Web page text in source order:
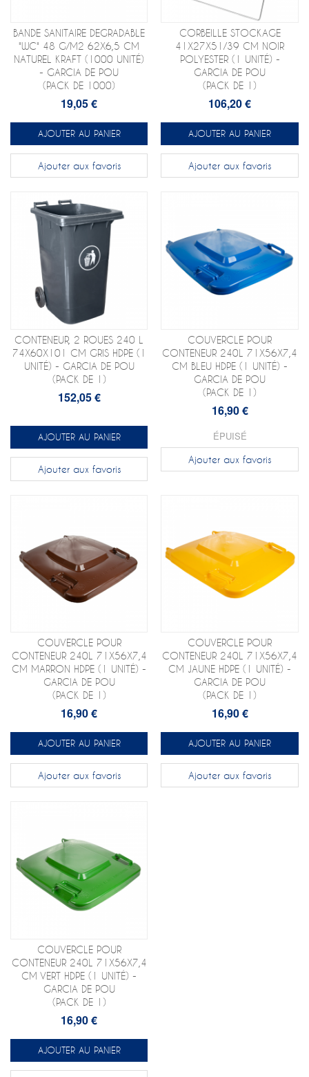
BANDE SANITAIRE DEGRADABLE
"WC" 48 G/M2 62X6,5 CM
NATUREL KRAFT (1000 UNITÉ)
- GARCIA DE POU
(PACK DE 1000)
19,05 €
AJOUTER AU PANIER
Ajouter aux favoris
CORBEILLE STOCKAGE
41X27X51/39 CM NOIR
POLYESTER (1 UNITÉ) -
GARCIA DE POU
(PACK DE 1)
106,20 €
AJOUTER AU PANIER
Ajouter aux favoris
CONTENEUR, 2 ROUES 240 L
74X60X101 CM GRIS HDPE (1
UNITÉ) - GARCIA DE POU
(PACK DE 1)
152,05 €
AJOUTER AU PANIER
Ajouter aux favoris
COUVERCLE POUR
CONTENEUR 240L 71X56X7,4
CM BLEU HDPE (1 UNITÉ) -
GARCIA DE POU
(PACK DE 1)
16,90 €
ÉPUISÉ
Ajouter aux favoris
COUVERCLE POUR
CONTENEUR 240L 71X56X7,4
CM MARRON HDPE (1 UNITÉ) -
GARCIA DE POU
(PACK DE 1)
16,90 €
AJOUTER AU PANIER
Ajouter aux favoris
COUVERCLE POUR
CONTENEUR 240L 71X56X7,4
CM JAUNE HDPE (1 UNITÉ) -
GARCIA DE POU
(PACK DE 1)
16,90 €
AJOUTER AU PANIER
Ajouter aux favoris
COUVERCLE POUR
CONTENEUR 240L 71X56X7,4
CM VERT HDPE (1 UNITÉ) -
GARCIA DE POU
(PACK DE 1)
16,90 €
AJOUTER AU PANIER